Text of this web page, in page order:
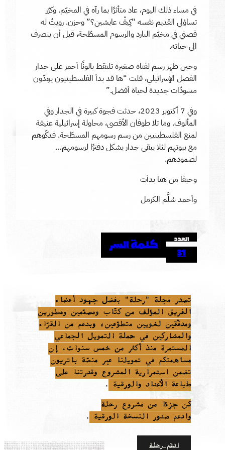
في مساء ذلك اليوم، عاد متأثرًا بما رآه في المخيّم. وكرّر
تساؤلي القديم نفسه “كِيفْ عايشين؟” وحزن. رويتُ له
قصتي في مخيّم البارد والرسوم المسطّحة، قبل أن ينصرف
الى حياته.
وحين ظهر رسم لفتاة صغيرة تلتقط بالونًا أحمر على جدار
الفصل الإسرائيلي، قلت “ها قد بدأ الفلسطينيون يعِدّون
مسودّات جديدة لحياة أفضل.”
وفي 7 أكتوبر 2023، حدثت فجوة كبيرة في الجدار وفي
المألوف. وما تلا طوفان الأقصى، محاولة إسرائيلية عنيفة
لمنع الفلسطينيين من رسم رسومهم المسطّحة. فدكّوهم
مع بيوتهم لئلا يبقى جدار يشكل دفترًا لرسومهم…
لصمودهم.
وحيفا من هنا بدأت
وأحمد سُلَّم الكرمل
العدد
31
كلمة السر
تصدر مجلة "رحلة" بفضل جهود أعضاء
الفريق المؤلف من كتّاب ومصمّمين ومطورين
ومدقّقين لغويين متطوّعين، وبدعم من القرّاء
والمشاركين في حملة التمويل الجماعي
المستمرة منذ أكثر من خمس سنوات. إن
مساهمتكم في تمويلنا عبر منصّة باتريون
تضمن استمرارية المشروع وقدرتنا على
طباعة الأعداد والورقية
.
كن جزءًا من مشروع رحلة
وادعم صدور النسخة الورقية
.
ادعَم رحلة